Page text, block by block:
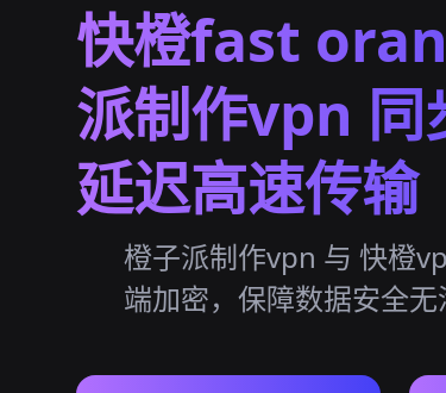
快橙fast
派制作vpn 同
延迟高速传输
橙子派制作vpn 与 快橙
端加密，保障数据安全无